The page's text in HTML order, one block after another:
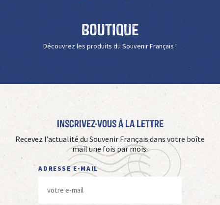
Boutique
Découvrez les produits du Souvenir Français !
Inscrivez-vous à La Lettre
Recevez l’actualité du Souvenir Français dans votre boîte
mail une fois par mois.
ADRESSE E-MAIL